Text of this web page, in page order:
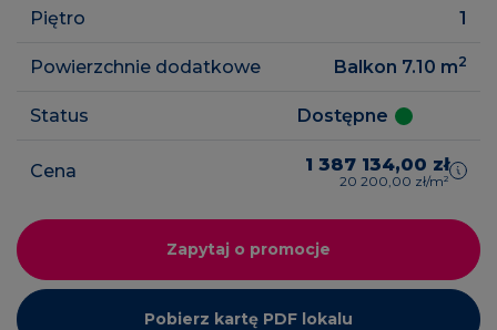
Piętro 1
Powierzchnie dodatkowe Balkon 7.10 m2
Status Dostępne
Cena 1 387 134,00 zł
20 200,00 zł/m²
Zapytaj o promocje
Pobierz kartę PDF lokalu